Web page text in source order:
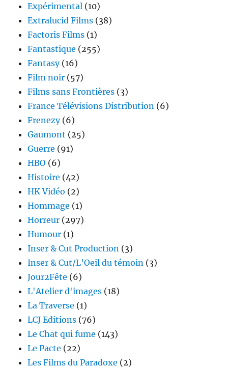
Expérimental (10)
Extralucid Films (38)
Factoris Films (1)
Fantastique (255)
Fantasy(16)
Film noir (57)
Films sans Frontières (3)
France Télévisions Distribution (6)
Frenezy(6)
Gaumont (25)
Guerre (91)
HBO (6)
Histoire (42)
HK Vidéo (2)
Hommage (1)
Horreur (297)
Humour (1)
Inser & Cut Production (3)
Inser & Cut/L’Oeil du témoin (3)
Jour2Fête (6)
L'Atelier d'images (18)
La Traverse (1)
LCJ Editions (76)
Le Chat qui fume (143)
Le Pacte (22)
Les Films du Paradoxe (2)